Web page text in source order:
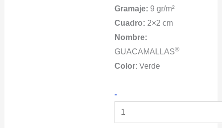
Gramaje: 9 gr/m²
Cuadro: 2×2 cm
Nombre:
GUACAMALLAS®
Color: Verde
-GUACAMALLAS®
Malla
Anti-